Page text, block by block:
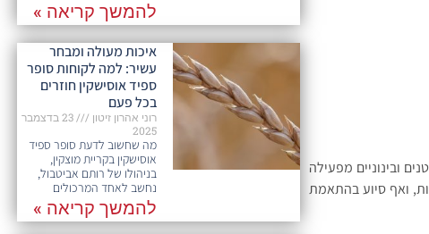
ובינוניים מפעילה
ואף סיוע בהתאמת
להמשך קריאה »
איכות מעולה ומבחר
עשיר: למה לקוחות סופר
ספיד אוסישקין חוזרים
בכל פעם​
רוני אהרון זיטון
23 בדצמבר
2025
מה שחשוב לדעת סופר ספיד
אוסישקין בקריית מוצקין,
בניהולו של רותם אביטבול,
נחשב לאחד המרכולים
להמשך קריאה »